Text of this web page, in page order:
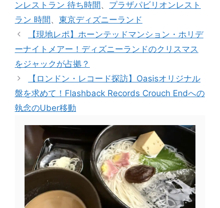
ンレストラン 待ち時間、 プラザパビリオンレスト
ラン 時間、 東京ディズニーランド
【現地レポ】ホーンテッドマンション・ホリデ
ーナイトメアー！ディズニーランドのクリスマス
をジャックが占拠？
【ロンドン・レコード探訪】Oasisオリジナル
盤を求めて！Flashback Records Crouch Endへの
執念のUber移動